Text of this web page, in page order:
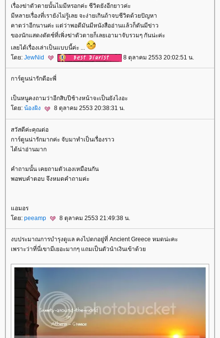
เรื่องฆ่าตัวตายนั้นไมมีหรอกค่ะ ชีวิตยังอีกยาวค่ะ
มีหลายเรื่องที่เรายังไม่รู้เลย จะง่ายเกินถ้าจบชีวิตด้วยปัญหา
คาดว่าอีกนานค่ะ แต่ว่าพอดีมันมีหนังสืออ่านแล้วก็ดันมีข่าว
ของนักแสดงดัตช์ที่เพิ่งฆ่าตัวตายก็เลยเอามาจับรวมๆ กันน่ะค่ะ
เลยได้เรื่องเล่าเป็นแบบนี้ค่ะ ...
ดย: JewNid 8 ตุลาคม 2553 20:02:51 น.
การ์ตูนน่ารักดีอะพี่
เป็นหนูคงถามว่าอีกสิบปีช้างหน้าจะเป็นยังไงอะ
ดย: น้องผิง 8 ตุลาคม 2553 20:38:31 น.
สวัสดีค่ะคุณต่อ
การ์ตูนน่ารักมากค่ะ จับมาทำเป็นเรื่องราว
ได้น่าอ่านมาก
คำถามนั้น เคยถามตัวเองเหมือนกัน
พอพบคำตอบ จึงหมดคำถามค่ะ
อมอร
ดย: peeamp 8 ตุลาคม 2553 21:49:38 น.
งบประมาณการบำรุงดูแล คงไปตกอยู่ที่ Ancient Greece หมดน่ะคะ
เพราะว่าที่นี่เขามีเยอะมากๆ แถมเป็นตัวนำเงินเข้าด้ว